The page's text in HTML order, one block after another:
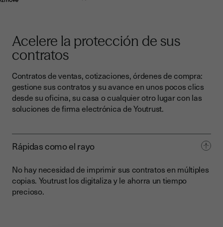
Acelere la protección de sus
contratos
Contratos de ventas, cotizaciones, órdenes de compra:
gestione sus contratos y su avance en unos pocos clics
desde su oficina, su casa o cualquier otro lugar con las
soluciones de firma electrónica de Youtrust.
Rápidas como el rayo
No hay necesidad de imprimir sus contratos en múltiples
copias. Youtrust los digitaliza y le ahorra un tiempo
precioso.